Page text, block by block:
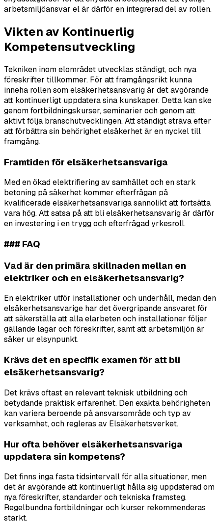
arbetsmiljöansvar el är därför en integrerad del av rollen.
Vikten av Kontinuerlig
Kompetensutveckling
Tekniken inom elområdet utvecklas ständigt, och nya
föreskrifter tillkommer. För att framgångsrikt kunna
inneha rollen som elsäkerhetsansvarig är det avgörande
att kontinuerligt uppdatera sina kunskaper. Detta kan ske
genom fortbildningskurser, seminarier och genom att
aktivt följa branschutvecklingen. Att ständigt sträva efter
att förbättra sin behörighet elsäkerhet är en nyckel till
framgång.
Framtiden för elsäkerhetsansvariga
Med en ökad elektrifiering av samhället och en stark
betoning på säkerhet kommer efterfrågan på
kvalificerade elsäkerhetsansvariga sannolikt att fortsätta
vara hög. Att satsa på att bli elsäkerhetsansvarig är därför
en investering i en trygg och efterfrågad yrkesroll.
### FAQ
Vad är den primära skillnaden mellan en
elektriker och en elsäkerhetsansvarig?
En elektriker utför installationer och underhåll, medan den
elsäkerhetsansvarige har det övergripande ansvaret för
att säkerställa att alla elarbeten och installationer följer
gällande lagar och föreskrifter, samt att arbetsmiljön är
säker ur elsynpunkt.
Krävs det en specifik examen för att bli
elsäkerhetsansvarig?
Det krävs oftast en relevant teknisk utbildning och
betydande praktisk erfarenhet. Den exakta behörigheten
kan variera beroende på ansvarsområde och typ av
verksamhet, och regleras av Elsäkerhetsverket.
Hur ofta behöver elsäkerhetsansvariga
uppdatera sin kompetens?
Det finns inga fasta tidsintervall för alla situationer, men
det är avgörande att kontinuerligt hålla sig uppdaterad om
nya föreskrifter, standarder och tekniska framsteg.
Regelbundna fortbildningar och kurser rekommenderas
starkt.